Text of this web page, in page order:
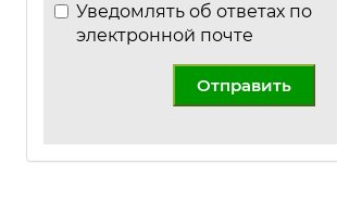
Уведомлять об ответах по
электронной почте
Отправить